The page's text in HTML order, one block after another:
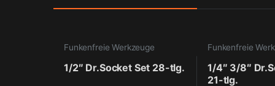
Funkenfreie Werkzeuge
1/2″ Dr.Socket Set 28-tlg.
Funkenfreie
1/4″ 3/8″
21-tlg.